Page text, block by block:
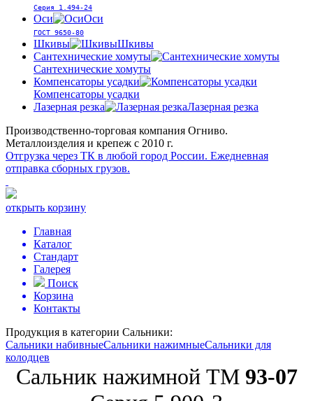
Серия 1.494-24
Оси Оси
ГОСТ 9650-80
Шкивы
Шкивы
Сантехнические хомуты
Сантехнические хомуты
Компенсаторы усадки
Компенсаторы усадки
Лазерная резка
Лазерная резка
Производственно-торговая компания Огниво.
Металлоизделия и крепеж с 2010 г.
Отгрузка через ТК в любой город России. Ежедневная
отправка сборных грузов.
открыть корзину
Главная
Каталог
Стандарт
Галерея
Поиск
Корзина
Контакты
Продукция в категории Сальники:
Сальники набивныеСальники нажимныеСальники для
колодцев
Сальник нажимной ТМ93-07